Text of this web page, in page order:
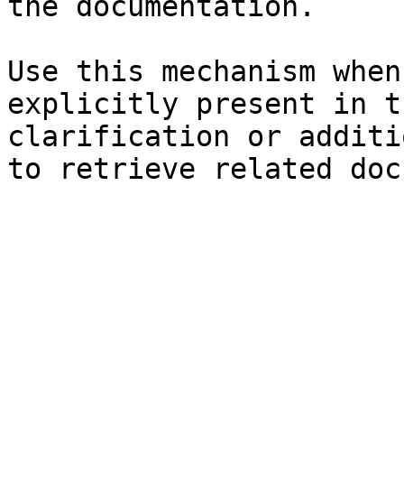
Use this mechanism
explicitly present in
clarification or